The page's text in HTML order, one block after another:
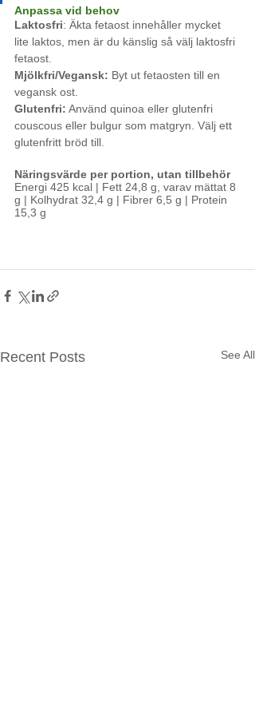
Anpassa vid behov
Laktosfri: Äkta fetaost innehåller mycket
lite laktos, men är du känslig så välj laktosfri
fetaost.
Mjölkfri/Vegansk: Byt ut fetaosten till en
vegansk ost.
Glutenfri: Använd quinoa eller glutenfri
couscous eller bulgur som matgryn. Välj ett
glutenfritt bröd till.
Näringsvärde per portion, utan tillbehör
Energi 425 kcal | Fett 24,8 g, varav mättat 8
g | Kolhydrat 32,4 g | Fibrer 6,5 g | Protein
15,3 g
Recent Posts See All